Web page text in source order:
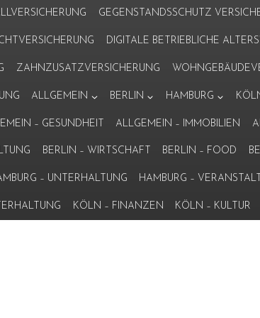
GEGENSTANDSSCHUTZ
DIGITALE BETRIEBLICHE
ZAHNZUSATZVERSICHERUNG
ALLGEMEIN BERLIN HAMBURG
– GESUNDHEIT ALLGEMEIN – IMMOBILIEN
BERLIN – WIRTSCHAFT BERLIN – FOOD
– UNTERHALTUNG HAMBURG –
KÖLN – FINANZEN KÖLN – KULTUR